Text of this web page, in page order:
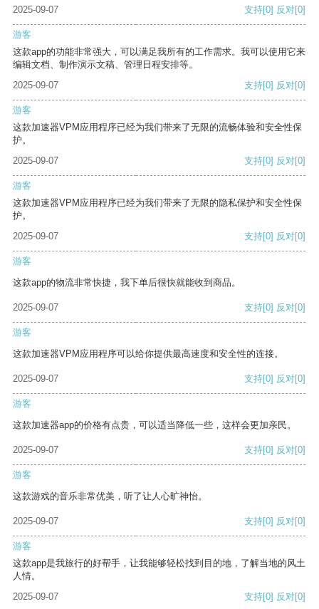
2025-09-07
支持[0] 反对[0]
游客
这款app的功能非常强大，可以满足我所有的工作需求。我可以使用它来
编辑文档、制作演示文稿、管理日程安排等。
2025-09-07
支持[0] 反对[0]
游客
这款加速器VPM应用程序已经为我们带来了无限的流畅体验和安全性保
护。
2025-09-07
支持[0] 反对[0]
游客
这款加速器VPM应用程序已经为我们带来了无限的隐私保护和安全性保
护。
2025-09-07
支持[0] 反对[0]
游客
这款app的物流非常快捷，我下单后很快就能收到商品。
2025-09-07 支持[0] 反对[0]
游客
这款加速器VPM应用程序可以给你提供最高速度和安全性的连接。
2025-09-07 支持[0] 反对[0]
游客
这款加速器app的价格有点贵，可以适当降低一些，这样会更加亲民。
2025-09-07 支持[0] 反对[0]
游客
这款游戏的音乐非常优美，听了让人心旷神怡。
2025-09-07 支持[0] 反对[0]
游客
这款app是我旅行的好帮手，让我能够轻松找到目的地，了解当地的风土
人情。
2025-09-07
支持[0] 反对[0]